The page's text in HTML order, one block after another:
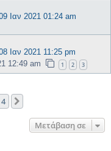
Ιαν 2021 01:24 am
Ιαν 2021 11:25 pm
12:49 am 1 2 3
4
Μετάβαση σε